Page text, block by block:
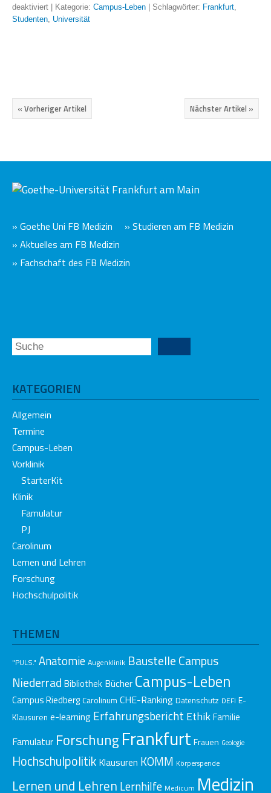
deaktiviert
| Kategorie: Campus-Leben | Schlagwörter: Frankfurt,
Studenten, Universität
Nächster Artikel »
« Vorheriger Artikel
» Goethe Uni FB Medizin
» Studieren am FB Medizin
» Aktuelles am FB Medizin
» Fachschaft des FB Medizin
KATEGORIEN
Allgemein
Termine
Campus-Leben
Vorklinik
StarterKit
Klinik
Famulatur
PJ
Carolinum
Lernen und Lehren
Forschung
Hochschulpolitik
THEMEN
"PULS." Anatomie Augenklinik Baustelle Campus
Niederrad Bibliothek Bücher Campus-Leben
Campus Riedberg Carolinum CHE-Ranking Datenschutz DEFI E-
Klausuren e-learning Erfahrungsbericht EthikFamilie
Famulatur Forschung FrankfurtFrauen Geologie
Hochschulpolitik Klausuren KOMM Körperspende
Lernen und Lehren Lernhilfe Medicum Medizin